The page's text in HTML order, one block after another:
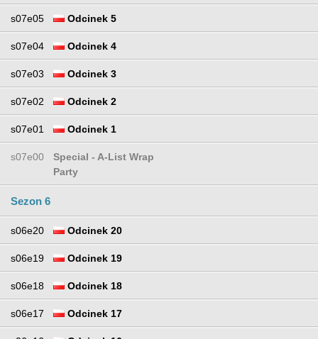
s07e05 Odcinek 5
s07e04 Odcinek 4
s07e03 Odcinek 3
s07e02 Odcinek 2
s07e01 Odcinek 1
s07e00
Special - A-List Wrap
Party
Sezon 6
s06e20 Odcinek 20
s06e19 Odcinek 19
s06e18 Odcinek 18
s06e17 Odcinek 17